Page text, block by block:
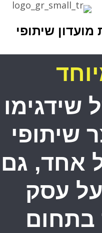
שיתופי
שידגימו
שיתופי
אחד, גם
עסק
בתחום